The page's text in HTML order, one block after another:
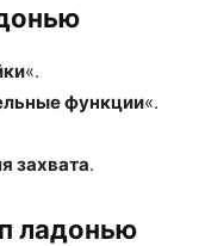
«.
функции«.
захвата.
ладонью